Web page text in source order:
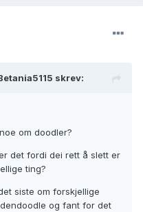
skrev:
om doodler?
det fordi dei rett å slett er
ting?
siste om forskjellige
og fant for det